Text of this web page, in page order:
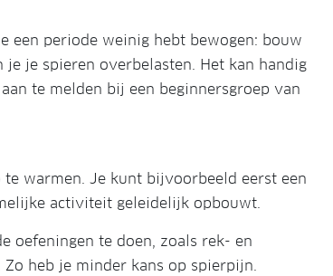
een periode weinig hebt bewogen: bouw
je spieren overbelasten. Het kan handig
te melden bij een beginnersgroep van
warmen. Je kunt bijvoorbeeld eerst een
activiteit geleidelijk opbouwt.
oefeningen te doen, zoals rek- en
heb je minder kans op spierpijn.